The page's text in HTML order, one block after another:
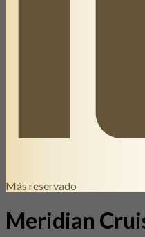
Más reservado
Meridian